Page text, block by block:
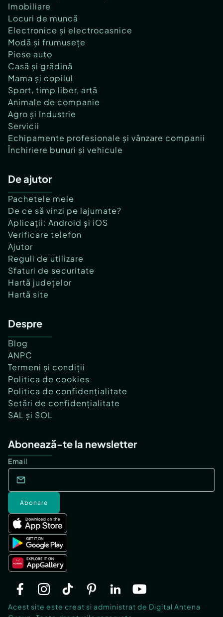
Imobiliare
Locuri de muncă
Electronice și electrocasnice
Modă și frumusețe
Piese auto
Casă și grădină
Mama și copilul
Sport, timp liber, artă
Animale de companie
Agro și Industrie
Servicii
Echipamente profesionale și vânzare companii
Închiriere bunuri și vehicule
De ajutor
Pachetele mele
De ce să vinzi pe lajumate?
Aplicații: Android și iOS
Verificare telefon
Ajutor
Reguli de utilizare
Sfaturi de securitate
Hartă județelor
Hartă site
Despre
Blog
ANPC
Termeni și condiții
Politica de cookies
Politica de confidențialitate
Setări de confidențialitate
SAL și SOL
Abonează-te la newsletter
Email
Abonare
Acest site este creat si administrat de Digital Antena